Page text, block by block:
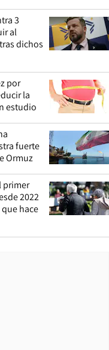
3
al
dichos
por
la
estudio
fuerte
Ormuz
primer
2022
hace